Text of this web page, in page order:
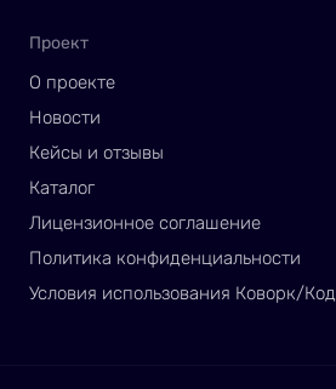
Проект
О проекте
Новости
Кейсы и отзывы
Каталог
Лицензионное соглашение
Политика конфиденциальности
Условия использования Коворк/Код